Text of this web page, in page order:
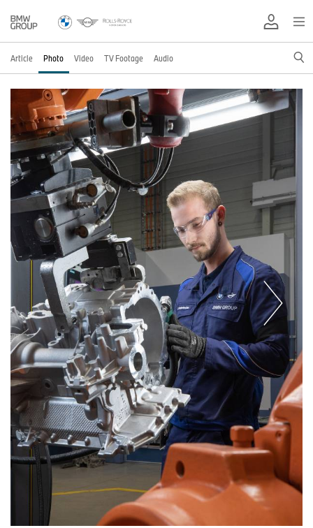
Article Photo Video TV Footage Audio